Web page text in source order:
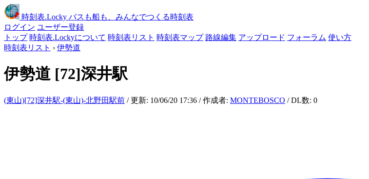
時刻表.Locky バスも船も、みんなでつくる時刻表
ログイン ユーザー登録
トップ 時刻表.Lockyについて 時刻表リスト 時刻表マップ 路線編集 アップロード フォーラム 使い方
時刻表リスト › 伊勢道
伊勢道 [72]深井駅
(東山)[72]深井駅-(東山)-北野田駅前 / 更新: 10/06/20 17:36 / 作成者: MONTEBOSCO / DL数: 0